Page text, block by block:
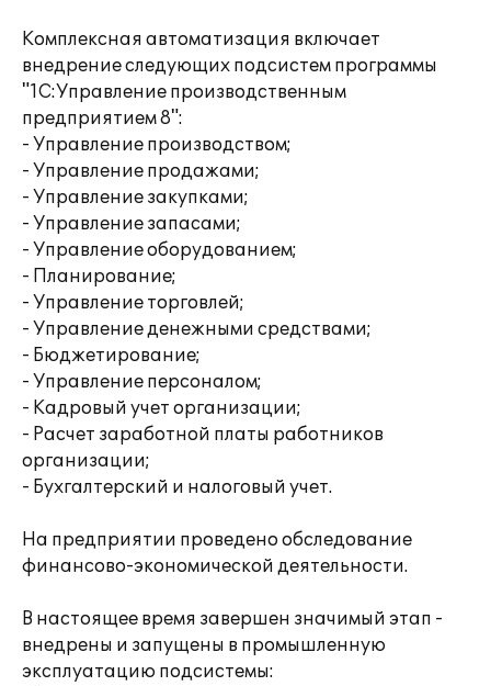
Комплексная автоматизация включает
внедрение следующих подсистем программы
"1С:Управление производственным
предприятием 8":
- Управление производством;
- Управление продажами;
- Управление закупками;
- Управление запасами;
- Управление оборудованием;
- Планирование;
- Управление торговлей;
- Управление денежными средствами;
- Бюджетирование;
- Управление персоналом;
- Кадровый учет организации;
- Расчет заработной платы работников
организации;
- Бухгалтерский и налоговый учет.
На предприятии проведено обследование
финансово-экономической деятельности.
В настоящее время завершен значимый этап -
внедрены и запущены в промышленную
эксплуатацию подсистемы: